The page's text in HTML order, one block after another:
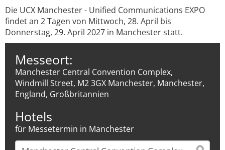
Die UCX Manchester - Unified Communications EXPO
findet an 2 Tagen von Mittwoch, 28. April bis
Donnerstag, 29. April 2027 in Manchester statt.
Messeort:
Manchester Central Convention Complex,
Windmill Street, M2 3GX Manchester, Manchester,
England, Großbritannien
Hotels
für Messetermin in Manchester